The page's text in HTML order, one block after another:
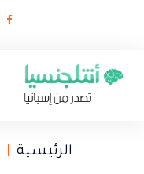
الرئيسية